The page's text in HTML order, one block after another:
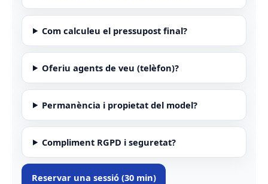
Com calculeu el pressupost final?
Oferiu agents de veu (telèfon)?
Permanència i propietat del model?
Compliment RGPD i seguretat?
Reservar una sessió (30 min)